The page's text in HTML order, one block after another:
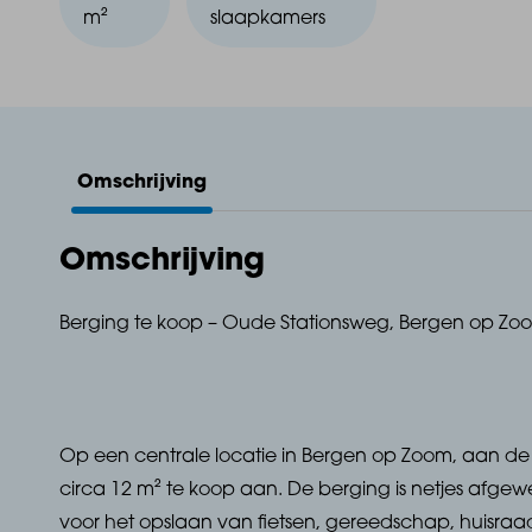
m² slaapkamers
Omschrijving
Omschrijving
Berging te koop – Oude Stationsweg, Bergen op
Op een centrale locatie in Bergen op Zoom, aan
circa 12 m² te koop aan. De berging is netjes
voor het opslaan van fietsen, gereedschap,